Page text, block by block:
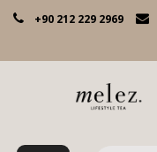
+90 212 229 2969